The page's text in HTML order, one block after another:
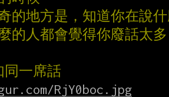
的地方是，知道你在說
的人都會覺得你廢話太多
一席話
RjY0boc.jpg